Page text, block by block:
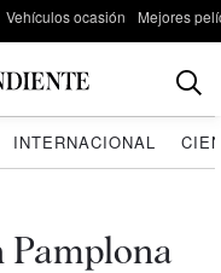
Vehículos ocasión Mejores
INTERNACIONAL
Pamplona